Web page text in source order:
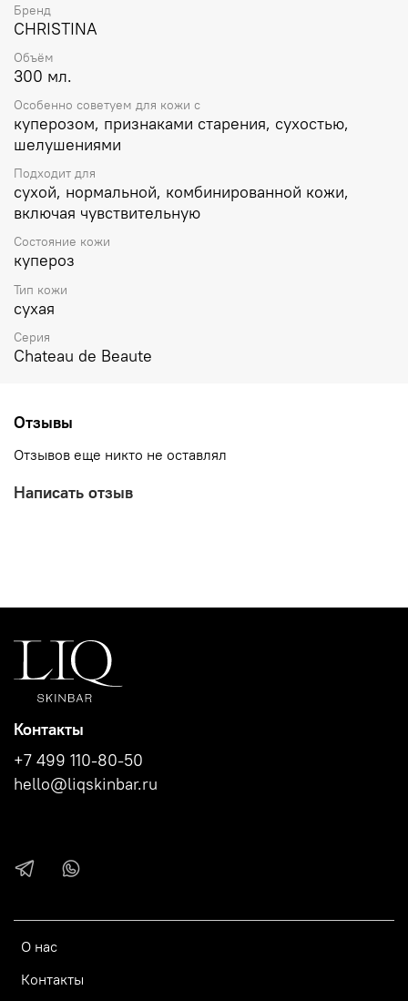
Бренд
CHRISTINA
Объём
300 мл.
Особенно советуем для кожи с
куперозом, признаками старения, сухостью,
шелушениями
Подходит для
сухой, нормальной, комбинированной кожи,
включая чувствительную
Состояние кожи
купероз
Тип кожи
сухая
Серия
Chateau de Beaute
Отзывы
Отзывов еще никто не оставлял
Написать отзыв
О нас
Контакты
Контакты
+7 499 110-80-50
hello@liqskinbar.ru